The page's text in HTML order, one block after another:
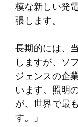
模な新しい発
張します。
長期的には、
しますが、ソ
ジェンスの企
います。照明
が、世界で最
す。」